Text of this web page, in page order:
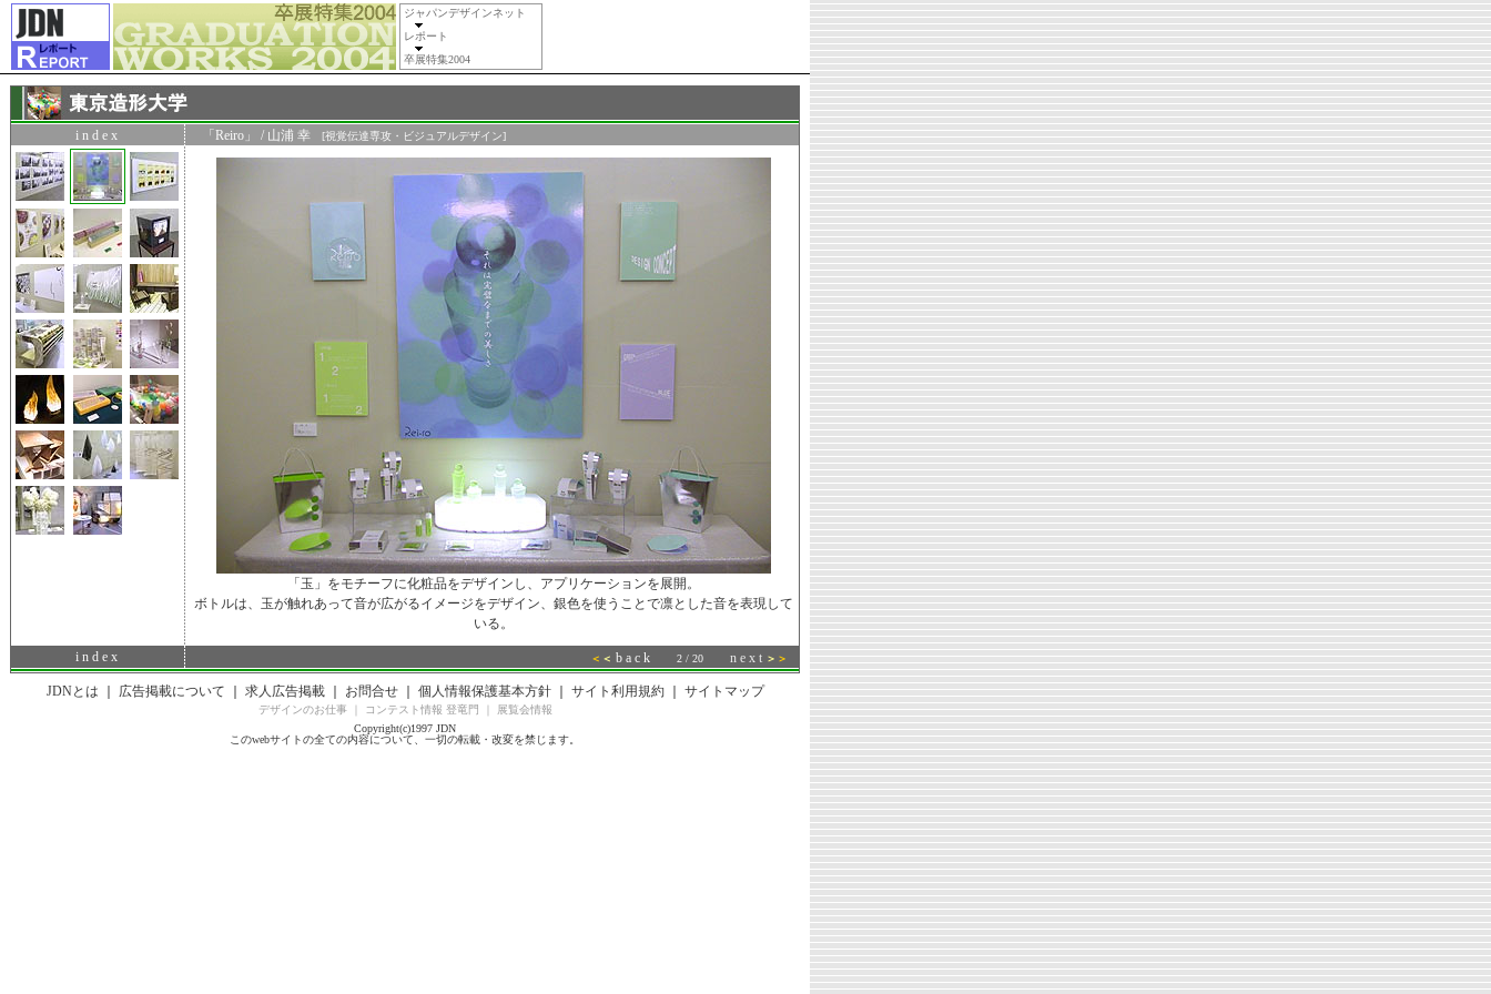
ジャパンデザインネット
レポート
卒展特集2004
i n d e x 「Reiro」 / 山浦 幸 [視覚伝達専攻・ビジュアルデザイン]
「玉」をモチーフに化粧品をデザインし、アプリケーションを展開。
ボトルは、玉が触れあって音が広がるイメージをデザイン、銀色を使うことで凛とした音を表現して
いる。
i n d e x ＜ ＜ b a c k 2 / 20 n e x t ＞ ＞
JDNとは 広告掲載について 求人広告掲載｜ お問合せ｜ 個人情報保護基本方針｜ サイト利用規約｜ サイトマップ
デザインのお仕事｜ コンテスト情報 登竜門
展覧会情報
Copyright(c)1997 JDN
このwebサイトの全ての内容について、一切の転載・改変を禁じます。